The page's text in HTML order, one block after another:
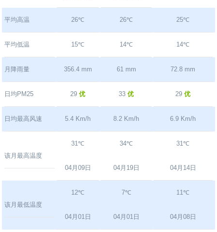
平均高温 26℃ 26℃ 25℃
平均低温 15℃ 14℃ 14℃
月降雨量 356.4 mm 61 mm 72.8 mm
日均PM25 29优 33优 29优
日均最高风速 5.4 Km/h 8.2 Km/h 6.9 Km/h
该月最高温度
31℃
04月09日
34℃
04月19日
31℃
04月14日
该月最低温度
12℃
04月01日
7℃
04月01日
11℃
04月08日